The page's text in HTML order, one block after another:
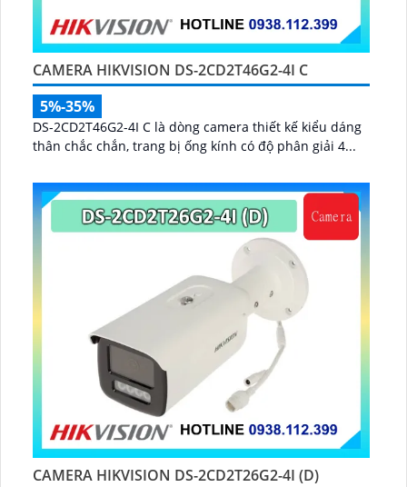
CAMERA HIKVISION DS-2CD2T46G2-4I C
5%-35%
DS-2CD2T46G2-4I C là dòng camera thiết kế kiểu dáng
thân chắc chắn, trang bị ống kính có độ phân giải 4...
CAMERA HIKVISION DS-2CD2T26G2-4I (D)